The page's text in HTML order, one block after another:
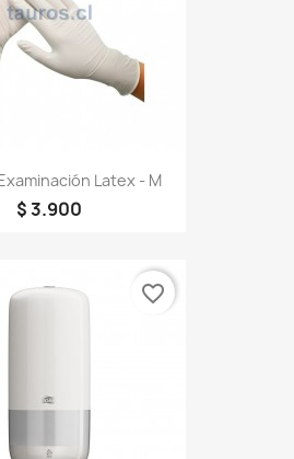
Latex - M
$ 3.900
favorite_border